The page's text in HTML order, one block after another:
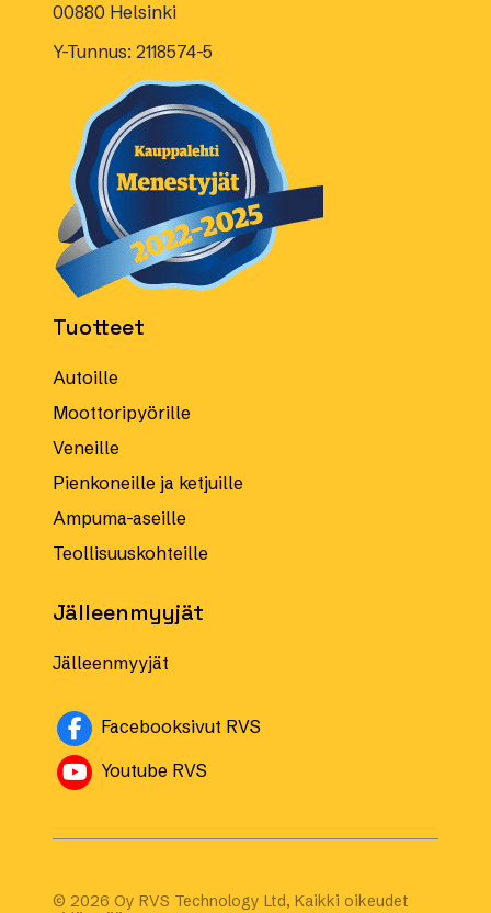
00880 Helsinki
Y-Tunnus: 2118574-5
Tuotteet
Autoille
Moottoripyörille
Veneille
Pienkoneille ja ketjuille
Ampuma-aseille
Teollisuuskohteille
Jälleenmyyjät
Jälleenmyyjät
Facebooksivut RVS
Youtube RVS
© 2026 Oy RVS Technology Ltd, Kaikki oikeudet